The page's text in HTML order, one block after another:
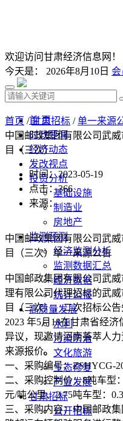
欢迎访问甘肃经济信息网！
今天是： 2026年8月10日
首 页
时政要闻
经济动态
发改视点
投资分析
基础设施
制造业
房地产
监测预测
经济监测分析
监测数据汇总
经济数据
统计公报
高质量发展
水利
污染防治
文化旅游
生态修复
产业发展
甘肃招标
公开招标
首页 /甘肃招标 /单一来源
中国邮政集团有限公司武
目（三次）
时间：2023-05-19
点击：366
来源：
中国邮政集团有限公司武
目（三次）单一来源公告
中国邮政集团有限公司武
理有限公司代理招标的武
目（三次），二次招标公
2023 年5月18在甘肃省经
异议，现邀请河南荟萃人
来源报价。
一、采购编号：ZSHYCG-
二、采购控制价：8吨车型
元/吨公里、2.75吨车型：
三、采购内容：中国邮政